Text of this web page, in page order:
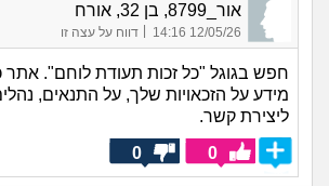
אור_8799, בן 32, אורח
12/05/26 14:16 דווח על עצה זו
חפש בגוגל "כל זכות תעודת לוחם". אתר
מידע על הזכאויות שלך, על התנאים,
ליצירת קשר.
0
0